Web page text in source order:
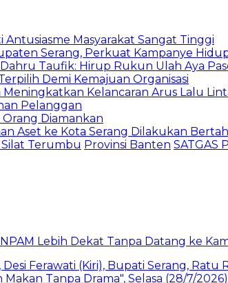
Masyarakat Sangat Tinggi
Serang, Perkuat Kampanye
Taufik: Hirup Rukun Ulah Aya
Demi Kemajuan Organisasi
Kelancaran Arus Lalu
Pelanggan
Diamankan
Aset ke Kota Serang Dilakukan
Terumbu Provinsi Banten SATGAS
Lebih Dekat Tanpa Datang ke